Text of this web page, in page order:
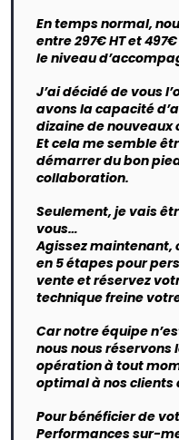
En temps normal,
entre 297€ HT et
le niveau
J’ai décidé de vous
avons la capacité
dizaine de
Et cela me semble
démarrer du bon
collaboration.
Seulement, je vais
vous…
Agissez
en 5 étapes pour
vente et réservez
technique freine
Car notre équipe
nous nous
opération à tout
optimal à nos clients
Pour bénéficier de
Performances sur-